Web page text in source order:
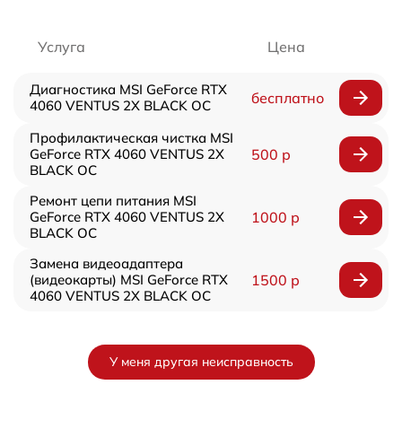
Услуга Цена
Диагностика MSI GeForce RTX
4060 VENTUS 2X BLACK OC
бесплатно
Профилактическая чистка MSI
GeForce RTX 4060 VENTUS 2X
BLACK OC
500 р
Ремонт цепи питания MSI
GeForce RTX 4060 VENTUS 2X
BLACK OC
1000 р
Замена видеоадаптера
(видеокарты) MSI GeForce RTX
4060 VENTUS 2X BLACK OC
1500 р
У меня другая неисправность